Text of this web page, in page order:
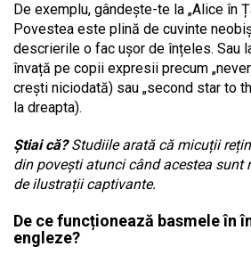
De exemplu, gândește-te la „Alice în
Povestea este plină de cuvinte
descrierile o fac ușor de înțeles. Sau
învață pe copii expresii precum
crești niciodată) sau „second star to
la dreapta).
Știai că?Studiile arată că micuții
din povești atunci când acestea sunt
de ilustrații captivante.
De ce funcționează basmele în
engleze?